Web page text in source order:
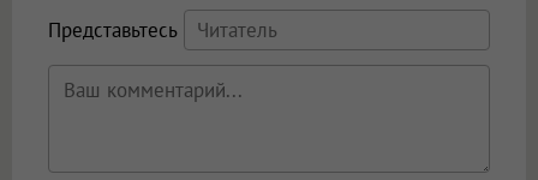
Представьтесь